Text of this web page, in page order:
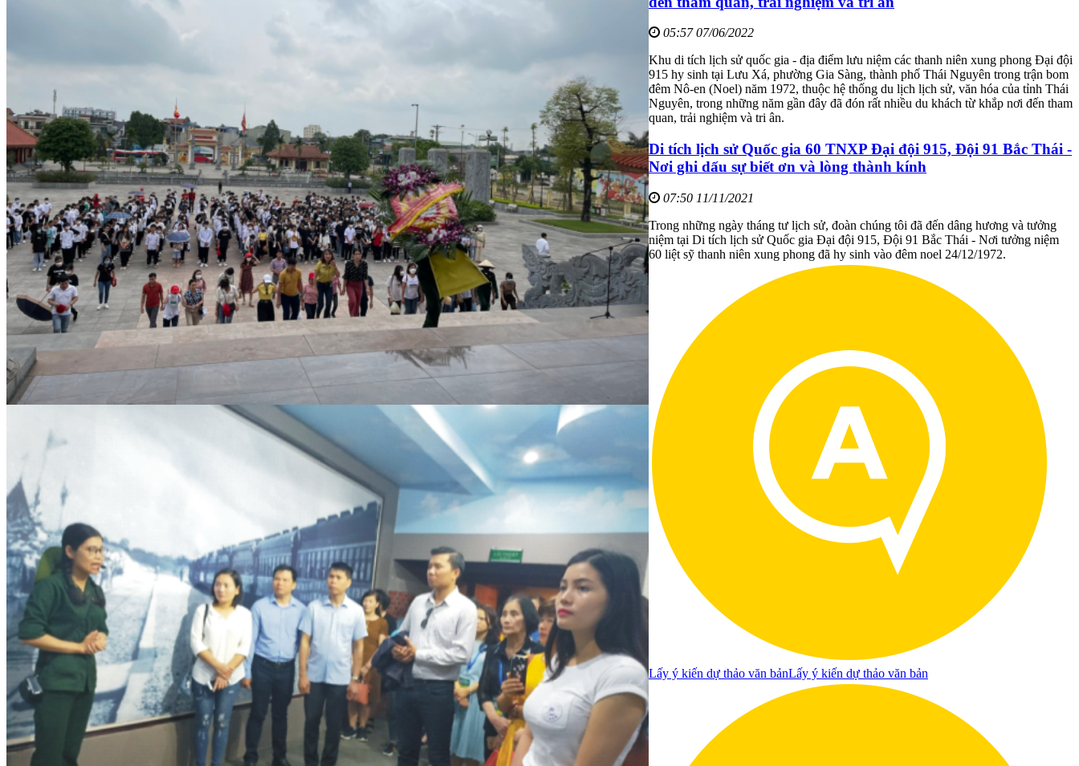
05:57 07/06/2022
Khu di tích lịch sử quốc gia - địa điểm lưu niệm các thanh niên xung phong Đại đội
915 hy sinh tại Lưu Xá, phường Gia Sàng, thành phố Thái Nguyên trong trận bom
đêm Nô-en (Noel) năm 1972, thuộc hệ thống du lịch lịch sử, văn hóa của tỉnh Thái
Nguyên, trong những năm gần đây đã đón rất nhiều du khách từ khắp nơi đến tham
quan, trải nghiệm và tri ân.
Di tích lịch sử Quốc gia 60 TNXP Đại đội 915, Đội 91 Bắc Thái -
Nơi ghi dấu sự biết ơn và lòng thành kính
07:50 11/11/2021
Trong những ngày tháng tư lịch sử, đoàn chúng tôi đã đến dâng hương và tưởng
niệm tại Di tích lịch sử Quốc gia Đại đội 915, Đội 91 Bắc Thái - Nơi tưởng niệm
60 liệt sỹ thanh niên xung phong đã hy sinh vào đêm noel 24/12/1972.
Lấy ý kiến dự thảo văn bảnLấy ý kiến dự thảo văn bản